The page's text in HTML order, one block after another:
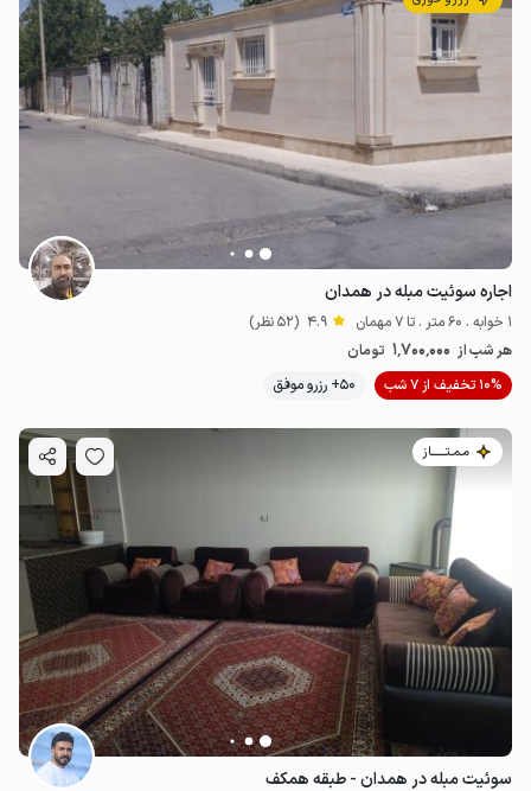
اجاره سوئیت مبله در همدان
1 خوابه . 60 متر . تا 7 مهمان 4.9 (52 نظر)
هر شب از 1٬700٬000 تومان
10% تخفیف از 7 شب
50+ رزرو موفق
مـمـتــــــاز
سوئیت مبله در همدان - طبقه همکف